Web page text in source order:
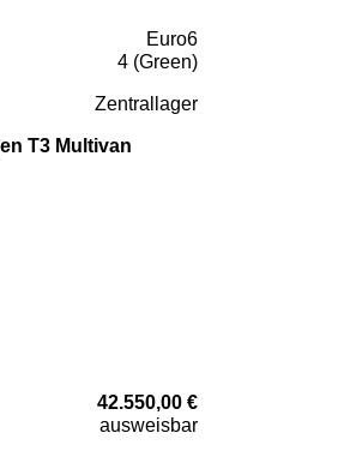
Euro6
4 (Green)
Zentrallager
T3 Multivan
42.550,00 €
ausweisbar